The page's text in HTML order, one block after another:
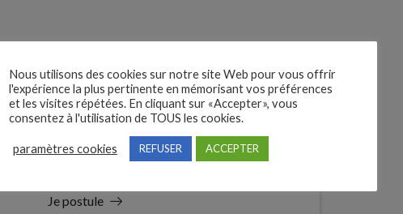
Je postule
Nous utilisons des cookies sur notre site Web pour vous offrir
l'expérience la plus pertinente en mémorisant vos préférences
et les visites répétées. En cliquant sur «Accepter», vous
consentez à l'utilisation de TOUS les cookies.
paramètres cookies REFUSER ACCEPTER